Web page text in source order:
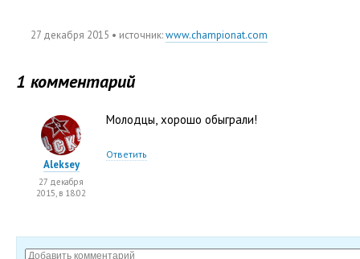
27 декабря 2015 • источник:www.championat.com
1 комментарий
Молодцы, хорошо обыграли!
Ответить
Aleksey
27 декабря
2015, в 18:02